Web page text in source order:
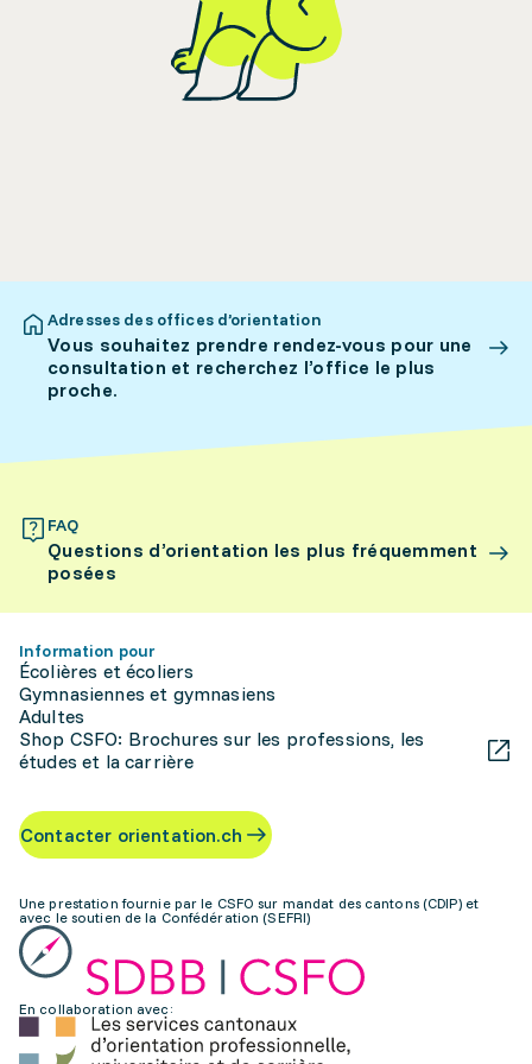
Adresses des offices d’orientation
Vous souhaitez prendre rendez-vous pour une
consultation et recherchez l’office le plus
proche.
FAQ
Questions d’orientation les plus fréquemment
posées
Information pour
Écolières et écoliers
Gymnasiennes et gymnasiens
Adultes
Shop CSFO: Brochures sur les professions, les
études et la carrière
Contacter orientation.ch
Une prestation fournie par le CSFO sur mandat des cantons (CDIP) et
avec le soutien de la Confédération (SEFRI)
En collaboration avec: